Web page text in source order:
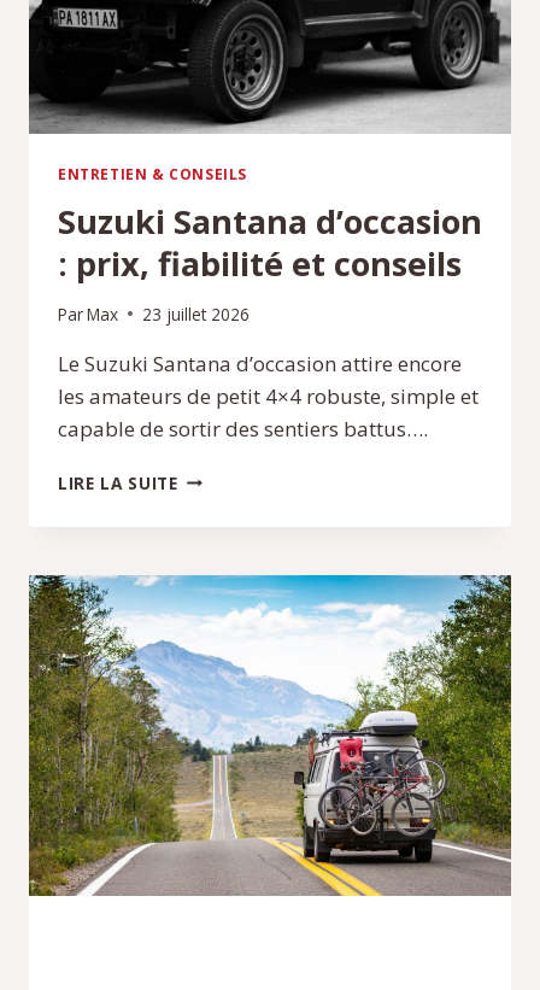
ENTRETIEN & CONSEILS
Suzuki Santana d’occasion
: prix, fiabilité et conseils
ParMax 23 juillet 2026
Le Suzuki Santana d’occasion attire encore
les amateurs de petit 4×4 robuste, simple et
capable de sortir des sentiers battus….
LIRE LA SUITESUZUKI
PRIX,
FIABILITÉ
CONSEILS